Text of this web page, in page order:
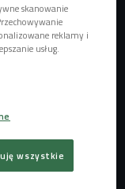
nauki?
ponad 1/4
studia zagranicę.
wpływają na
skanowanie
reklamy i
usług.
wszystkie